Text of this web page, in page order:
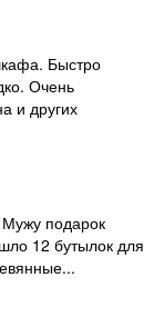
Быстро
Очень
и других
подарок
12 бутылок для